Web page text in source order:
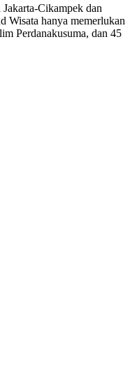
Cikampek dan
Wisata hanya memerlukan
Perdanakusuma, dan 45